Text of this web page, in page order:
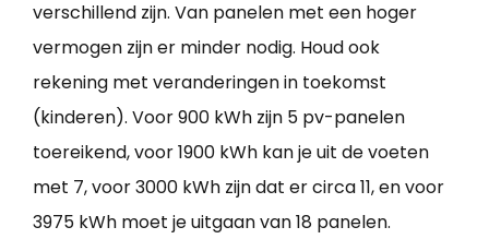
verschillend zijn. Van panelen met een hoger
vermogen zijn er minder nodig. Houd ook
rekening met veranderingen in toekomst
(kinderen). Voor 900 kWh zijn 5 pv-panelen
toereikend, voor 1900 kWh kan je uit de voeten
met 7, voor 3000 kWh zijn dat er circa 11, en voor
3975 kWh moet je uitgaan van 18 panelen.